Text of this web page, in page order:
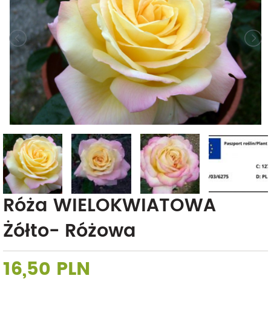
Róża WIELOKWIATOWA
Żółto- Różowa
16,50 PLN